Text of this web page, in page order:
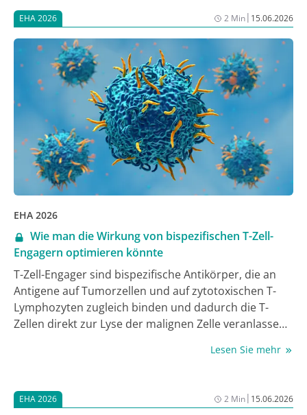
R-Pola-mini-CHP ersetzt Pola dabei das Zytostatikum
Vincristin in R-mini-CHOP, dem Behandlungsstandard
für ältere gebrechliche Population [1]. Erste Daten der
Studie, die beide Kombinationsregime direkt
miteinander vergleicht, seien ermutigend, berichtete
Prof. Dr. Mats Jerkeman von der Lund University in
Lund, Schweden, beim Jahreskongress der European
Hematology Association (EHA) 2026 [2].
EHA 2026 2 Min| 15.06.2026
EHA 2026
Wie man die Wirkung von bispezifischen T-Zell-
Engagern optimieren könnte
T-Zell-Engager sind bispezifische Antikörper, die an
Antigene auf Tumorzellen und auf zytotoxischen T-
Lymphozyten zugleich binden und dadurch die T-
Zellen direkt zur Lyse der malignen Zelle veranlassen
sicher vorherzusagen, was einerseits an Escape-
aber auch durch Hemmung der T-Zellen bedingt sein
kann. Chinesisch-amerikanische Hämatologen haben
Lesen Sie mehr
EHA 2026 2 Min| 15.06.2026